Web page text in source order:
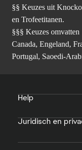
§§ Keuzes uit
en Trofeetitanen.
§§§ Keuzes
Canada, Engeland,
Portugal, Saoedi-
Help
Juridisch en